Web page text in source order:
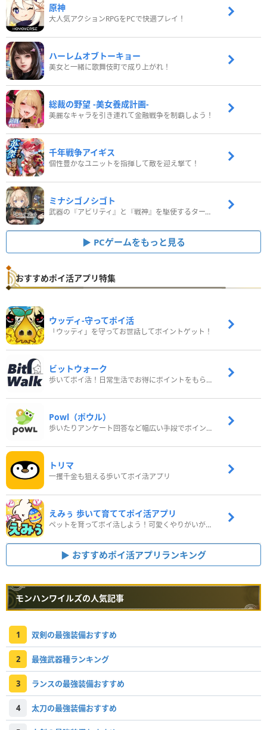
原神
大人気アクションRPGをPCで快適プレイ！
ハーレムオブトーキョー
美女と一緒に歌舞伎町で成り上がれ！
総裁の野望 -美女養成計画-
美麗なキャラを引き連れて金融戦争を制覇しよう！
千年戦争アイギス
個性豊かなユニットを指揮して敵を迎え撃て！
ミナシゴノシゴト
武器の『アビリティ』と『戦神』を駆使するターン制コマンドバトルRPG！
PCゲームをもっと見る
おすすめポイ活アプリ特集
ウッディ‐守ってポイ活
「ウッディ」を守ってお世話してポイントゲット！
ビットウォーク
歩いてポイ活！日常生活でお得にポイントをもらおう
Powl（ポウル）
歩いたりアンケート回答など幅広い手段でポイントをゲット
トリマ
一攫千金も狙える歩いてポイ活アプリ
えみぅ 歩いて育ててポイ活アプリ
ペットを育ってポイ活しよう！可愛くやりがいがある新感覚アプリ
おすすめポイ活アプリランキング
モンハンワイルズの人気記事
1 双剣の最強装備おすすめ
2 最強武器種ランキング
3 ランスの最強装備おすすめ
4 太刀の最強装備おすすめ